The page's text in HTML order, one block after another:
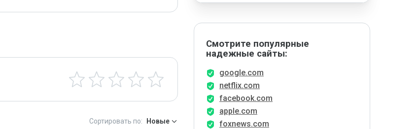
Сортировать по: Новые
Смотрите популярные
надежные сайты:
google.com
netflix.com
facebook.com
apple.com
foxnews.com